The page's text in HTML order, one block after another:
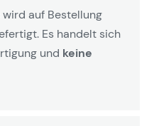
auf Bestellung
Es handelt sich
und keine